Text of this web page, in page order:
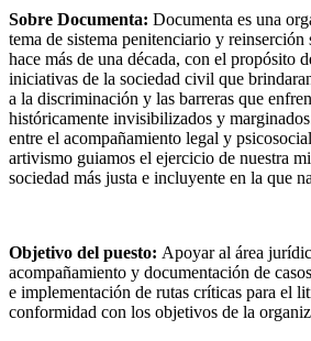
Sobre Documenta: Documenta es una
tema de sistema penitenciario y
hace más de una década, con el propósito
iniciativas de la sociedad civil que
a la discriminación y las barreras que
históricamente invisibilizados y
entre el acompañamiento legal y
artivismo guiamos el ejercicio de nuestra
sociedad más justa e incluyente en la que
Objetivo del puesto: Apoyar al área
acompañamiento y documentación de
e implementación de rutas críticas para el
conformidad con los objetivos de la